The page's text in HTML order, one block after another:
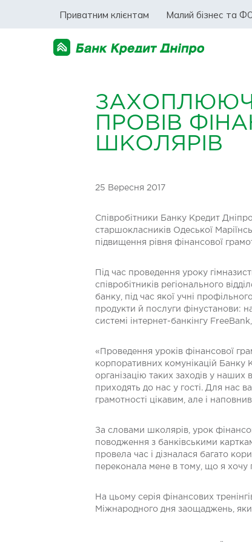
Приватним клієнтам Малий бізнес та
ПРОВІВ
ШКОЛЯРІВ
25 Вересня 2017
Співробітники Банку Кредит
старшокласників Одеської
підвищення рівня фінансової
Під час проведення уроку
співробітників регіонального
банку, під час якої учні
продукти й послуги фінустанови:
системі інтернет-банкінгу
«Проведення уроків фінансової
корпоративних комунікацій Банку
організацію таких заходів у наших
приходять до нас у гості. Для нас
грамотності цікавим, але і
За словами школярів, урок
поводження з банківськими
провела час і дізналася багато
переконала мене в тому, що я хочу
На цьому серія фінансових
Міжнародного дня заощаджень,